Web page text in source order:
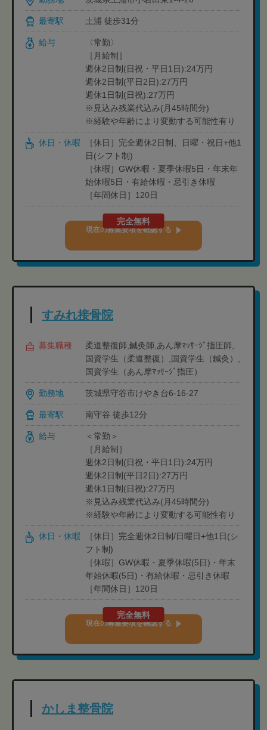
最寄駅 土浦 徒歩31分
給与
〈常勤〉
［月給制］
週休2日制(日祝・平日1日):24万円
週休2日制(平日2日):27万円
週休1日制(日祝):27万円
※見込み残業代込み(月45時間分)
※経験や年齢により変動する可能性有り
休日・休暇
［休日］完全週休2日制、日曜・祝日+他1
日(シフト制)
［休暇］GW休暇・夏季休暇5日・年末年
始休暇5日・有給休暇・忌引き休暇
［年間休日］120日
完全無料
現在の募集要項を確認する
すみれ接骨院
募集職種
柔道整復師,鍼灸師,あん摩ﾏｯｻｰｼﾞ指圧師,
国資学生（柔道整復）,国資学生（鍼灸）,
国資学生（あん摩ﾏｯｻｰｼﾞ指圧）
勤務地 茨城県守谷市けやき台6-16-27
最寄駅 南守谷 徒歩12分
給与
＜常勤＞
［月給制］
週休2日制(日祝・平日1日):24万円
週休2日制(平日2日):27万円
週休1日制(日祝):27万円
※見込み残業代込み(月45時間分)
※経験や年齢により変動する可能性有り
休日・休暇
［休日］完全週休2日制/日曜日+他1日(シ
フト制)
［休暇］GW休暇・夏季休暇(5日)・年末
年始休暇(5日)・有給休暇・忌引き休暇
［年間休日］120日
完全無料
現在の募集要項を確認する
かしま整骨院